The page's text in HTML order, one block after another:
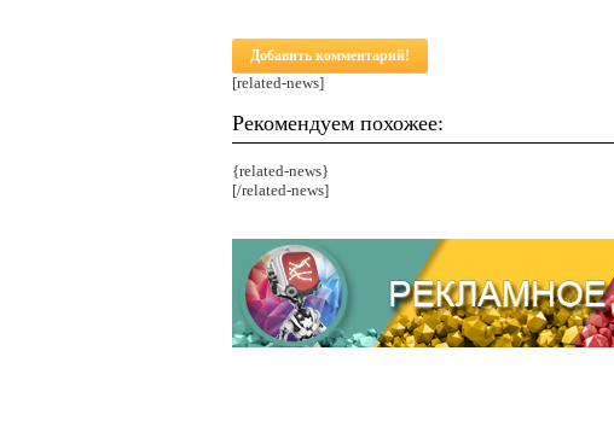
Добавить комментарий!
[related-news]
Рекомендуем похожее:
{related-news}
[/related-news]